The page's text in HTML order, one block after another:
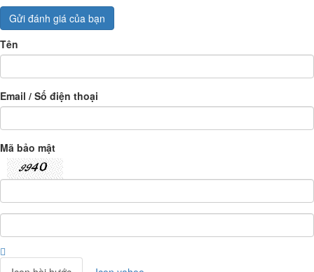
Gửi đánh giá của bạn
Tên
Email / Số điện thoại
Mã bảo mật